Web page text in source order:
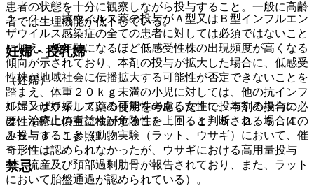
患者の状態を十分に観察しながら投与すること。一般に高齢
者では生理機能が低下している。
妊婦・授乳婦
（妊婦）
妊婦又は妊娠している可能性のある女性に投与する場合に
は、治療上の有益性が危険性を上回ると判断される場合にの
み投与すること（動物実験（ラット、ウサギ）において、催
奇形性は認められなかったが、ウサギにおける高用量投与
で、流産及び頚部過剰肋骨が報告されており、また、ラット
において胎盤通過が認められている）。
１．２． 抗ウイルス薬の投与がＡ型又はＢ型インフルエン
ザウイルス感染症の全ての患者に対しては必須ではないこと
に加え、低年齢になるほど低感受性株の出現頻度が高くなる
傾向が示されており、本剤の投与が拡大した場合に、低感受
性株が地域社会に伝播拡大する可能性が否定できないことを
踏まえ、体重２０ｋｇ未満の小児に対しては、他の抗インフ
ルエンザウイルス薬の使用を考慮した上で、本剤の投与の必
要性を特に慎重に検討すること〔１．１、５．２、５．４、
１８．３．１参照〕。
禁忌